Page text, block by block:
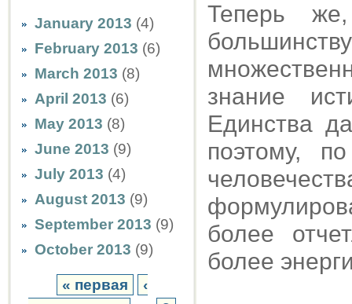
January 2013 (4)
February 2013 (6)
March 2013 (8)
April 2013 (6)
May 2013 (8)
June 2013 (9)
July 2013 (4)
August 2013 (9)
September 2013 (9)
October 2013 (9)
« первая
‹
Теперь
знание
Единства
поэтому,
более
более